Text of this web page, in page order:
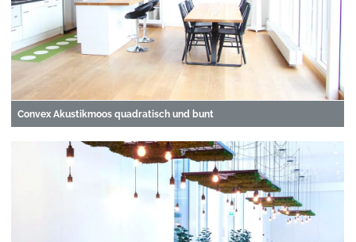
Convex Akustikmoos quadratisch und bunt